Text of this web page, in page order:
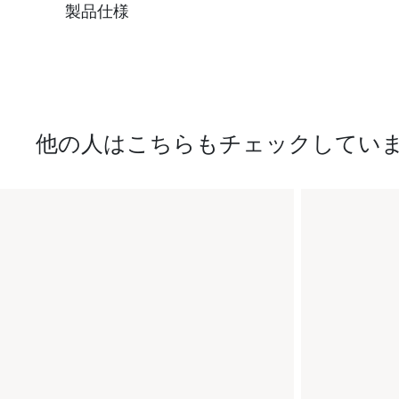
製品仕様
他の人はこちらもチェックしてい